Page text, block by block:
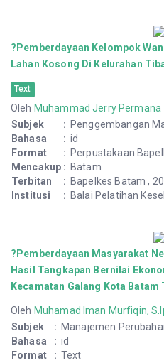
?Pemberdayaan Kelompok
Lahan Kosong Di Kelurahan
Text
Oleh Muhammad Jerry Permana
Subjek
: Penggembangan
Bahasa
: id
Format
: Perpustakaan
Mencakup : Batam
Terbitan
: Bapelkes Batam ,
Institusi
: Balai Pelatihan
?Pemberdayaan Masyarakat
Hasil Tangkapan Bernilai
Kecamatan Galang Kota Batam
Oleh Muhamad Iman Murfiqin,
Subjek
: Manajemen
Bahasa
: id
Format
: Text